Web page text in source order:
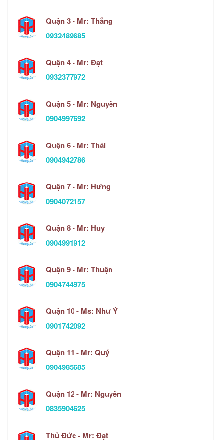
Quận 3 - Mr: Thắng
0932489685
Quận 4 - Mr: Đạt
0932377972
Quận 5 - Mr: Nguyên
0904997692
Quận 6 - Mr: Thái
0904942786
Quận 7 - Mr: Hưng
0904072157
Quận 8 - Mr: Huy
0904991912
Quận 9 - Mr: Thuận
0904744975
Quận 10 - Ms: Như Ý
0901742092
Quận 11 - Mr: Quý
0904985685
Quận 12 - Mr: Nguyên
0835904625
Thủ Đức - Mr: Đạt